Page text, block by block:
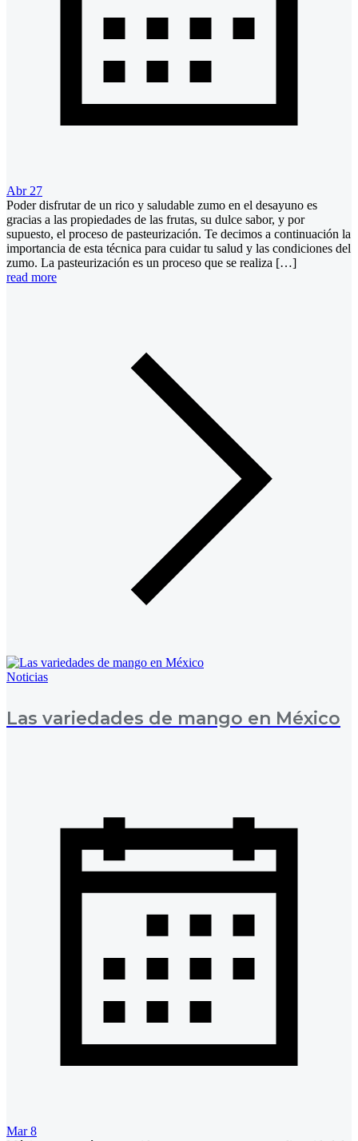
Abr 27
Poder disfrutar de un rico y saludable zumo en el desayuno es
gracias a las propiedades de las frutas, su dulce sabor, y por
supuesto, el proceso de pasteurización. Te decimos a continuación la
importancia de esta técnica para cuidar tu salud y las condiciones del
zumo. La pasteurización es un proceso que se realiza […]
read more
Noticias
Las variedades de mango en México
Mar 8